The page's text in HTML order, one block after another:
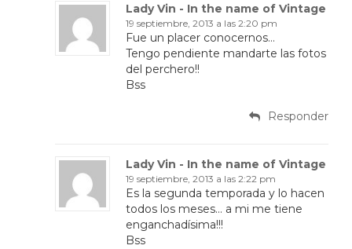
Lady Vin - In the name of Vintage
19 septiembre, 2013 a las 2:20 pm
Fue un placer conocernos…
Tengo pendiente mandarte las fotos
del perchero!!
Bss
Responder
Lady Vin - In the name of Vintage
19 septiembre, 2013 a las 2:22 pm
Es la segunda temporada y lo hacen
todos los meses… a mi me tiene
enganchadísima!!!
Bss